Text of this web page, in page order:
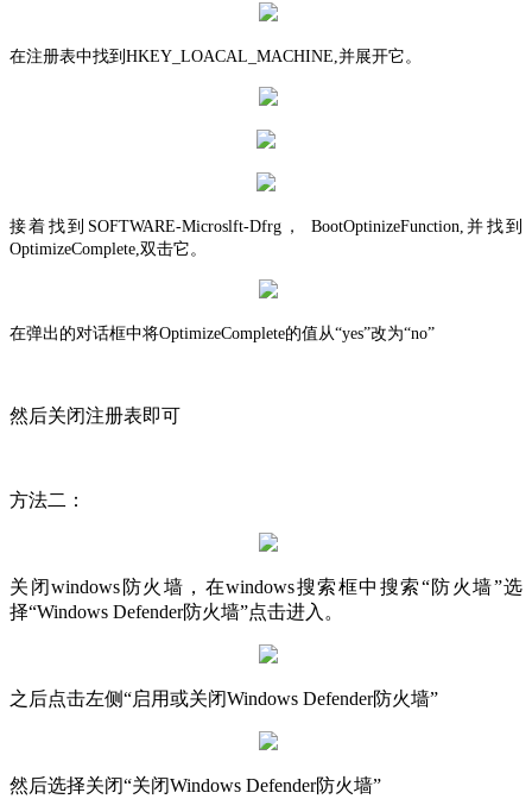
在注册表中找到 HKEY_LOACAL_MACHINE,并展开它。
接着找到 SOFTWARE-Microslft-Dfrg， BootOptinizeFunction,并找到
OptimizeComplete,双击它。
在弹出的对话框中将OptimizeComplete的值 从“yes”改为“no”
然后关闭注册表即可
方法二：
关闭windows防火墙，在windows搜索框中搜索“防火墙”选
择“Windows Defender防火墙”点击进入。
之后点击左侧“启用或关闭Windows Defender防火墙”
然后选择关闭“关闭Windows Defender防火墙”